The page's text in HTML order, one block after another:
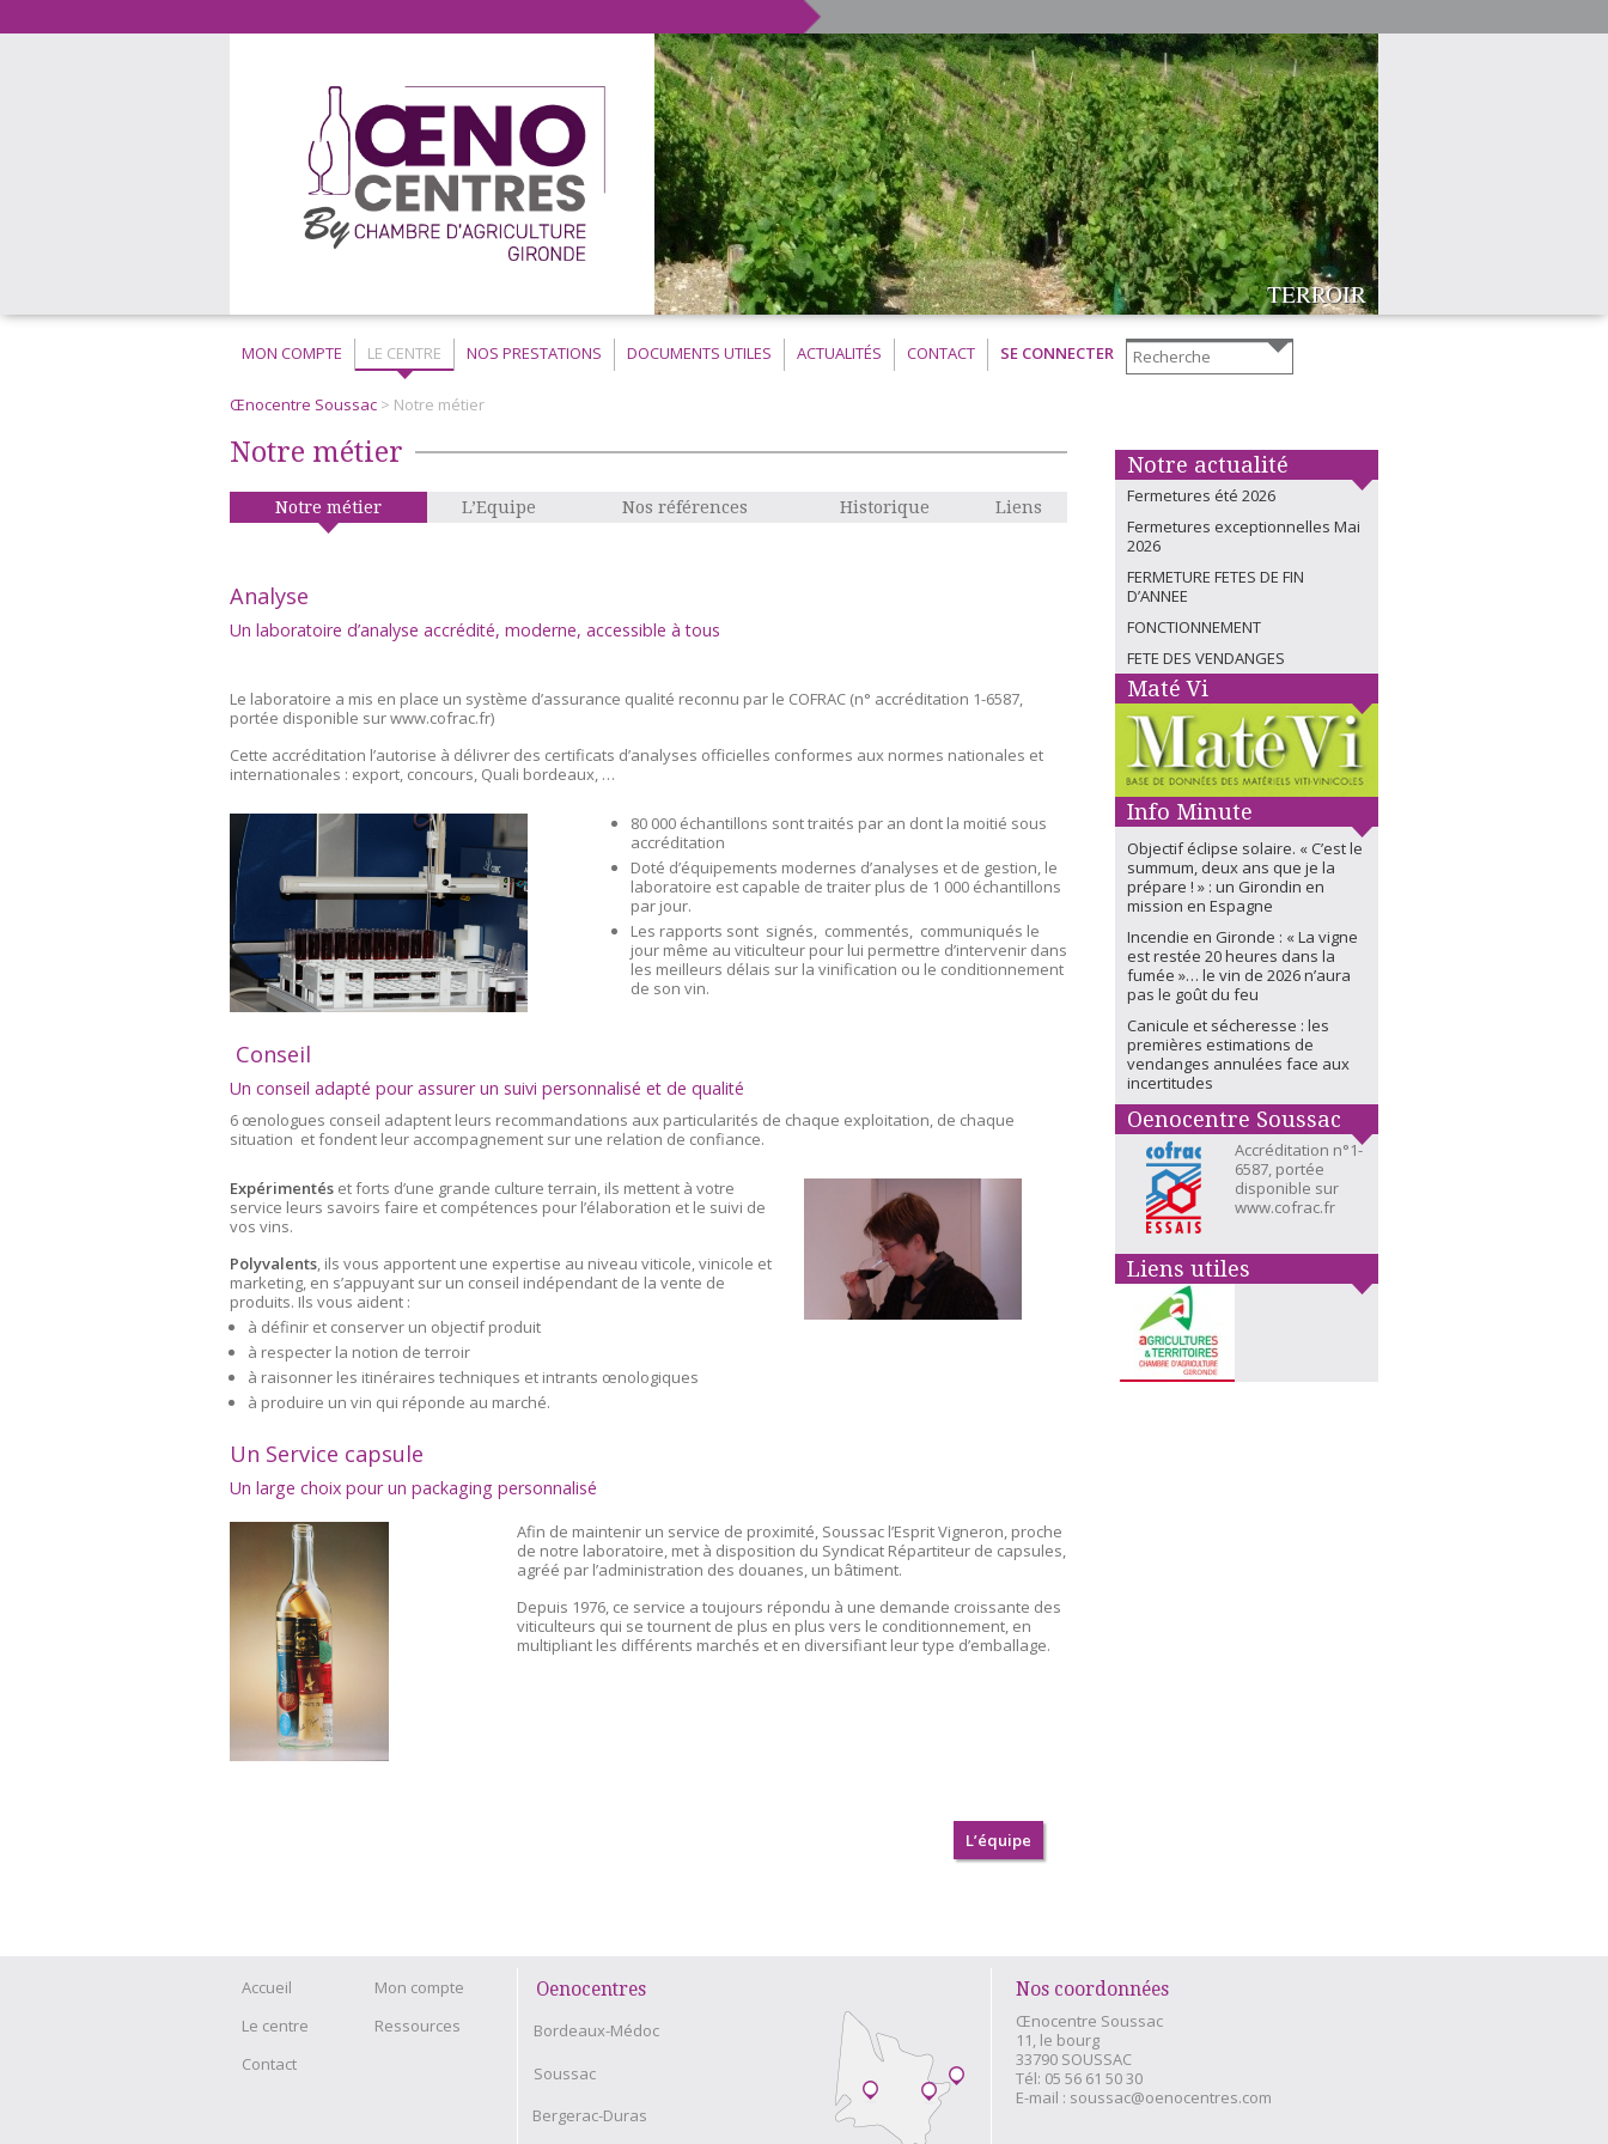
COMPETITIVITE
TERROIR
ADAPTABILITE
FIABILITE
PROXIMITE
DIVERSITE
DISPONIBILITE
REACTIVITE
ORIGINALITE
MON COMPTE LE CENTRE NOS PRESTATIONS DOCUMENTS UTILES ACTUALITÉS CONTACT SE CONNECTER
Œnocentre Soussac > Notre métier
Notre métier
Notre métier L’Equipe Nos références Historique Liens
Analyse
Un laboratoire d’analyse accrédité, moderne, accessible à tous
Le laboratoire a mis en place un système d’assurance qualité reconnu par le COFRAC (n° accréditation 1-6587,
portée disponible sur www.cofrac.fr)
Cette accréditation l’autorise à délivrer des certificats d’analyses officielles conformes aux normes nationales et
internationales : export, concours, Quali bordeaux, …
80 000 échantillons sont traités par an dont la moitié sous
accréditation
Doté d’équipements modernes d’analyses et de gestion, le
laboratoire est capable de traiter plus de 1 000 échantillons
par jour.
Les rapports sont signés, commentés, communiqués le
jour même au viticulteur pour lui permettre d’intervenir dans
les meilleurs délais sur la vinification ou le conditionnement
de son vin.
Conseil
Un conseil adapté pour assurer un suivi personnalisé et de qualité
6 œnologues conseil adaptent leurs recommandations aux particularités de chaque exploitation, de chaque
situation et fondent leur accompagnement sur une relation de confiance.
Expérimentés et forts d’une grande culture terrain, ils mettent à votre
service leurs savoirs faire et compétences pour l’élaboration et le suivi de
vos vins.
Polyvalents, ils vous apportent une expertise au niveau viticole, vinicole et
marketing, en s’appuyant sur un conseil indépendant de la vente de
produits. Ils vous aident :
à définir et conserver un objectif produit
à respecter la notion de terroir
à raisonner les itinéraires techniques et intrants œnologiques
à produire un vin qui réponde au marché.
Un Service capsule
Un large choix pour un packaging personnalisé
Afin de maintenir un service de proximité, Soussac l’Esprit Vigneron, proche
de notre laboratoire, met à disposition du Syndicat Répartiteur de capsules,
agréé par l’administration des douanes, un bâtiment.
Depuis 1976, ce service a toujours répondu à une demande croissante des
viticulteurs qui se tournent de plus en plus vers le conditionnement, en
multipliant les différents marchés et en diversifiant leur type d’emballage.
L’équipe
Notre actualité
Fermetures été 2026
Fermetures exceptionnelles Mai
2026
FERMETURE FETES DE FIN
D’ANNEE
FONCTIONNEMENT
FETE DES VENDANGES
Maté Vi
Info Minute
Objectif éclipse solaire. « C’est le
summum, deux ans que je la
prépare ! » : un Girondin en
mission en Espagne
Incendie en Gironde : « La vigne
est restée 20 heures dans la
fumée »… le vin de 2026 n’aura
pas le goût du feu
Canicule et sécheresse : les
premières estimations de
vendanges annulées face aux
incertitudes
Oenocentre Soussac
Accréditation n°1-
6587, portée
disponible sur
www.cofrac.fr
Liens utiles
Accueil
Mon compte
Le centre
Ressources
Contact
Oenocentres
Bordeaux-Médoc
Soussac
Bergerac-Duras
Nos coordonnées
Œnocentre Soussac
11, le bourg
33790 SOUSSAC
Tél: 05 56 61 50 30
E-mail : soussac@oenocentres.com